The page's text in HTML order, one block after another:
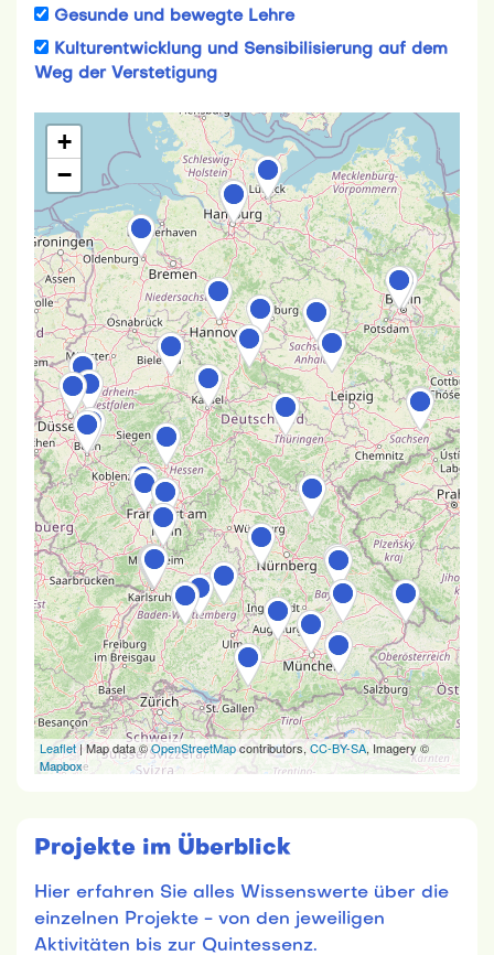
Klima und Gesundheit
Gesunde und bewegte Lehre
Kulturentwicklung und Sensibilisierung auf dem
+
−
Leaflet| Map data ©OpenStreetMapcontributors,CC-BY-SA, Imagery ©
Hier erfahren Sie alles Wissenswerte über die
einzelnen Projekte - von den jeweiligen